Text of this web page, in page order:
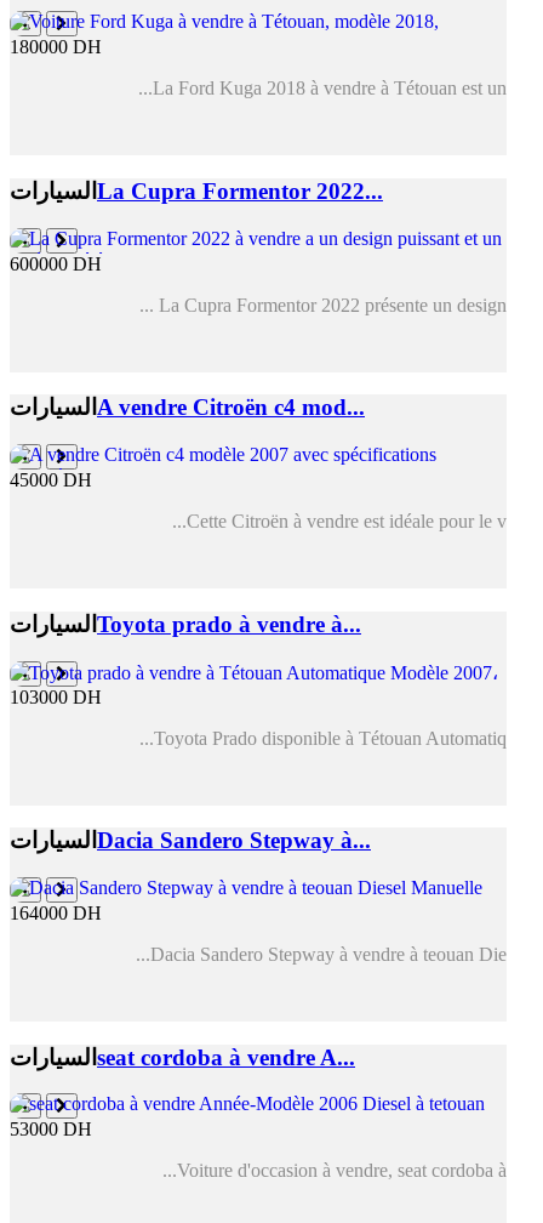
180000 DH
La Ford Kuga 2018 à vendre à Tétouan est un...
السيارات La Cupra Formentor 2022...
600000 DH
La Cupra Formentor 2022 présente un design ...
السيارات A vendre Citroën c4 mod...
45000 DH
Cette Citroën à vendre est idéale pour le v...
السيارات Toyota prado à vendre à...
103000 DH
Toyota Prado disponible à Tétouan Automatiq...
السيارات Dacia Sandero Stepway à...
164000 DH
Dacia Sandero Stepway à vendre à teouan Die...
السيارات seat cordoba à vendre A...
53000 DH
Voiture d'occasion à vendre, seat cordoba à...